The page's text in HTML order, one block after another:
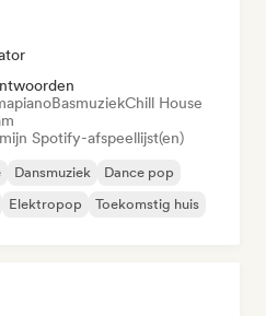
BasmuziekChill House
Spotify-afspeellijst(en)
Dansmuziek
Dance pop
Elektropop Toekomstig huis